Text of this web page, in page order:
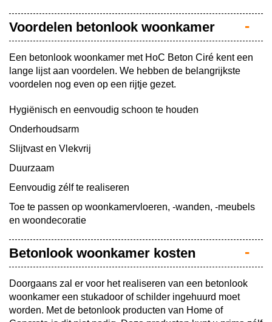
Voordelen betonlook woonkamer
Een betonlook woonkamer met HoC Beton Ciré kent een
lange lijst aan voordelen. We hebben de belangrijkste
voordelen nog even op een rijtje gezet.
Hygiënisch en eenvoudig schoon te houden
Onderhoudsarm
Slijtvast en Vlekvrij
Duurzaam
Eenvoudig zélf te realiseren
Toe te passen op woonkamervloeren, -wanden, -meubels
en woondecoratie
Betonlook woonkamer kosten
Doorgaans zal er voor het realiseren van een betonlook
woonkamer een stukadoor of schilder ingehuurd moet
worden. Met de betonlook producten van Home of